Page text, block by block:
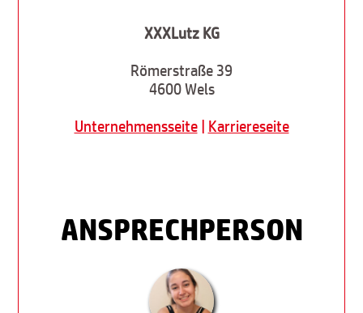
XXXLutz KG
Römerstraße 39
4600 Wels
Unternehmensseite | Karriereseite
ANSPRECHPERSON